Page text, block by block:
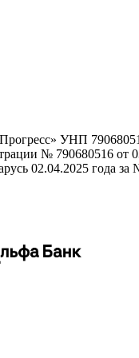
УНП
№ 790680516
02.04.2025 года